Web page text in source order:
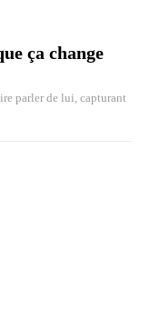
ça change
parler de lui, capturant